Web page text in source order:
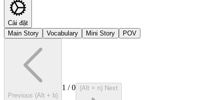
Cài đặt
Main Story
Vocabulary Mini Story POV
Previous (Alt + b)
1 /0 (Alt + n) Next